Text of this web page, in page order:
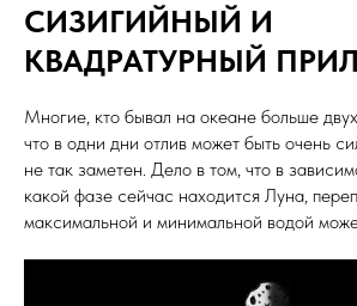
СИЗИГИЙНЫЙ И
КВАДРАТУРНЫЙ
Многие, кто бывал на океане больше
что в одни дни отлив может быть очень
не так заметен. Дело в том, что в
какой фазе сейчас находится Луна,
максимальной и минимальной водой